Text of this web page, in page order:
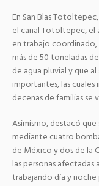
En San Blas
el canal Totoltepec, el
en trabajo
más de 50 toneladas
de agua pluvial y que
importantes, las
decenas de familias se
Asimismo, destacó
mediante cuatro
de México y dos de la
las personas afectadas
trabajando día y noche